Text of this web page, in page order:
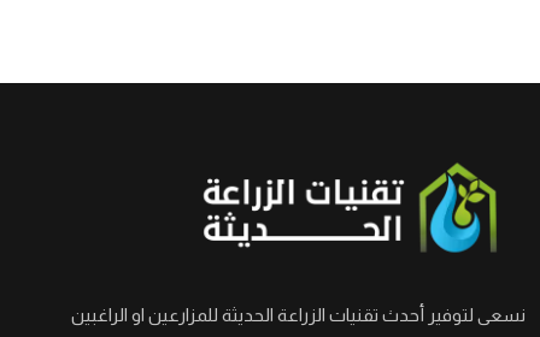
نسعى لتوفير أحدث تقنيات الزراعة الحديثة للمزارعين او الراغبين